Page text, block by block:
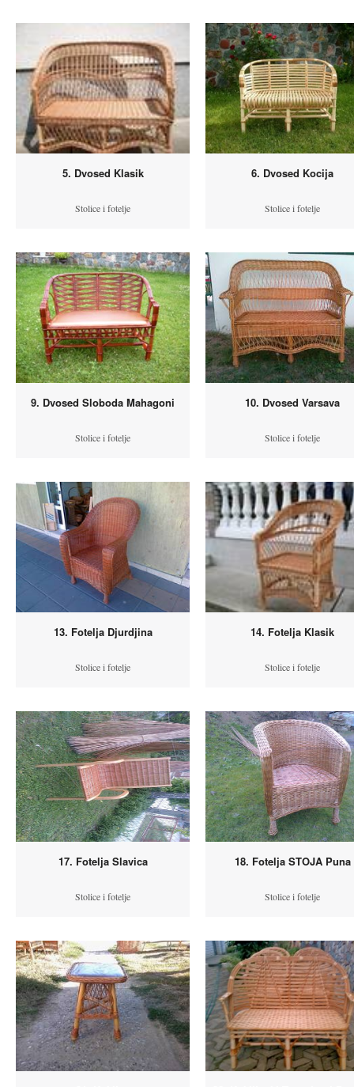
5. Dvosed Klasik
Stolice i fotelje
6. Dvosed Kocija
Stolice i fotelje
9. Dvosed Sloboda Mahagoni
Stolice i fotelje
10. Dvosed Varsava
Stolice i fotelje
13. Fotelja Djurdjina
Stolice i fotelje
14. Fotelja Klasik
Stolice i fotelje
17. Fotelja Slavica
Stolice i fotelje
18. Fotelja STOJA Puna
Stolice i fotelje